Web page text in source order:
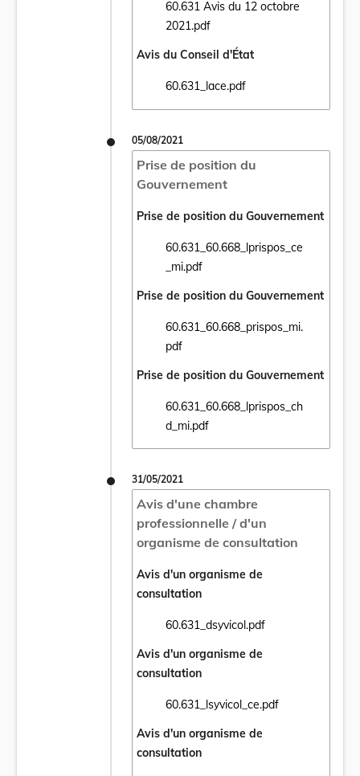
60.631 Avis du 12 octobre
2021.pdf
Ouvrir le document 60.631 Avis du 12
Avis du Conseil d'État
60.631_lace.pdf
Ouvrir le document 60.631_lace.pdf dans
05/08/2021
Prise de position du
Gouvernement
Prise de position du Gouvernement
60.631_60.668_lprispos_ce
_mi.pdf
Ouvrir le document
Prise de position du Gouvernement
60.631_60.668_prispos_mi.
pdf
Ouvrir le document
Prise de position du Gouvernement
60.631_60.668_lprispos_ch
d_mi.pdf
Ouvrir le document
31/05/2021
Avis d'une chambre
professionnelle / d'un
organisme de consultation
Avis d'un organisme de
consultation
60.631_dsyvicol.pdf
Ouvrir le document 60.631_dsyvicol.pdf
Avis d'un organisme de
consultation
60.631_lsyvicol_ce.pdf
Ouvrir le document
Avis d'un organisme de
consultation